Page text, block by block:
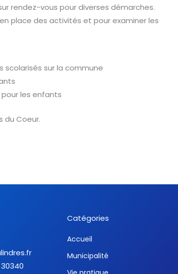
rendez-vous pour diverses démarches.
place des activités et pour examiner les
scolarisés sur la commune
les enfants
du Coeur.
Catégories
Accueil
Municipalité